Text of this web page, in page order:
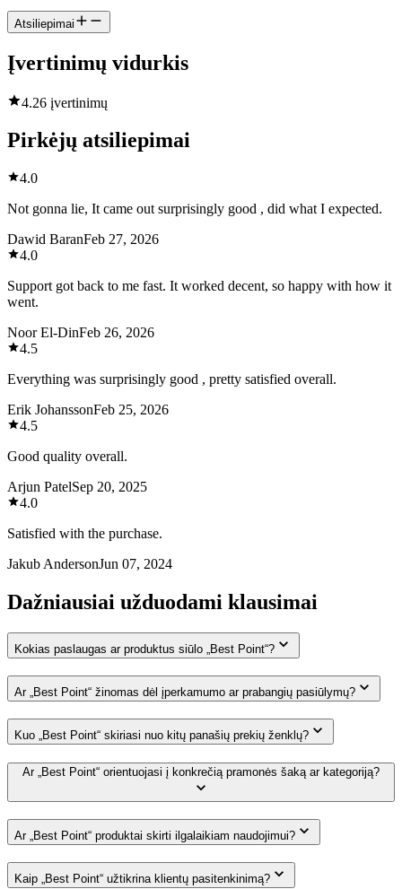
Atsiliepimai
Įvertinimų vidurkis
4.26 įvertinimų
Pirkėjų atsiliepimai
4.0
Not gonna lie, It came out surprisingly good , did what I expected.
Dawid BaranFeb 27, 2026
4.0
Support got back to me fast. It worked decent, so happy with how it
went.
Noor El-DinFeb 26, 2026
4.5
Everything was surprisingly good , pretty satisfied overall.
Erik JohanssonFeb 25, 2026
4.5
Good quality overall.
Arjun PatelSep 20, 2025
4.0
Satisfied with the purchase.
Jakub AndersonJun 07, 2024
Dažniausiai užduodami klausimai
Kokias paslaugas ar produktus siūlo „Best Point“?
Ar „Best Point“ žinomas dėl įperkamumo ar prabangių pasiūlymų?
Kuo „Best Point“ skiriasi nuo kitų panašių prekių ženklų?
Ar „Best Point“ orientuojasi į konkrečią pramonės šaką ar kategoriją?
Ar „Best Point“ produktai skirti ilgalaikiam naudojimui?
Kaip „Best Point“ užtikrina klientų pasitenkinimą?